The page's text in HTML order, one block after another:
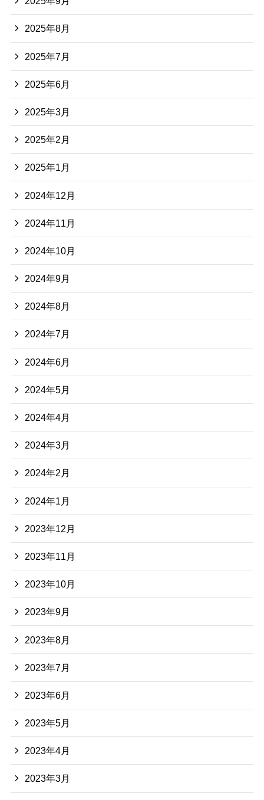
2025年8月
2025年7月
2025年6月
2025年3月
2025年2月
2025年1月
2024年12月
2024年11月
2024年10月
2024年9月
2024年8月
2024年7月
2024年6月
2024年5月
2024年4月
2024年3月
2024年2月
2024年1月
2023年12月
2023年11月
2023年10月
2023年9月
2023年8月
2023年7月
2023年6月
2023年5月
2023年4月
2023年3月